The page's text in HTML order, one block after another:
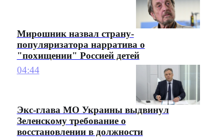
Мирошник назвал страну-
популяризатора нарратива о
"похищении" Россией детей
04:44
Экс-глава МО Украины выдвинул
Зеленскому требование о
восстановлении в должности